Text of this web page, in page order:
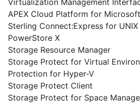
Virtualization Management
APEX Cloud Platform for
Sterling Connect:Express for UNIX
PowerStore X
Storage Resource Manager
Storage Protect for Virtual
Protection for Hyper-V
Storage Protect Client
Storage Protect for Space